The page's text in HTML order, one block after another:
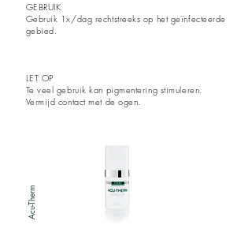
GEBRUIK
Gebruik 1x/dag rechtstreeks op het geïnfecteerde
gebied.
LET OP
Te veel gebruik kan pigmentering stimuleren.
Vermijd contact met de ogen.
Acu-Therm